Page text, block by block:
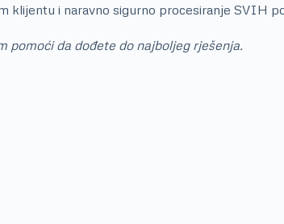
klijentu i naravno sigurno procesiranje SVIH
da dođete do najboljeg rješenja.